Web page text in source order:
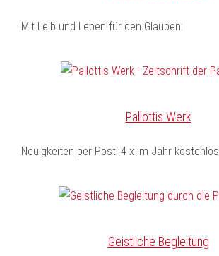
Mit Leib und Leben für den Glauben:
Pallottis Werk
Neuigkeiten per Post: 4 x im Jahr kostenlos
Geistliche Begleitung